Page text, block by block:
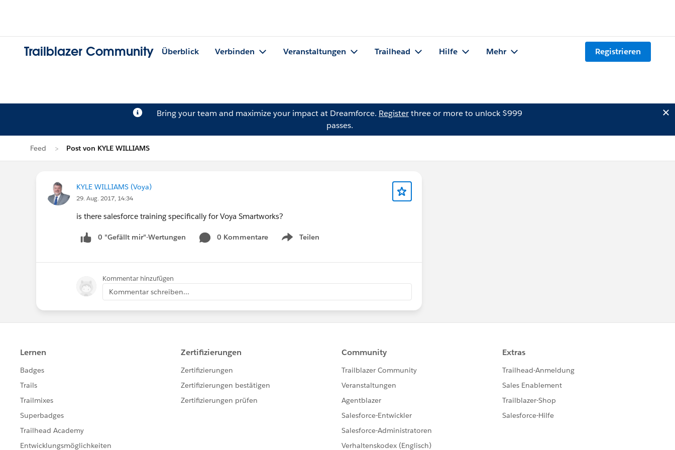
Trailblazer Community Überblick Verbinden Veranstaltungen Trailhead Hilfe Mehr Registrieren
Bring your team and maximize your impact at Dreamforce. Registerthree or more to unlock $999
passes.
Feed Post von KYLE WILLIAMS
KYLE WILLIAMS (Voya)
29. Aug. 2017, 14:34
is there salesforce training specifically for Voya Smartworks?
0 "Gefällt mir"-Wertungen 0 Kommentare Teilen
Show menu
Kommentar hinzufügen
Kommentar schreiben...